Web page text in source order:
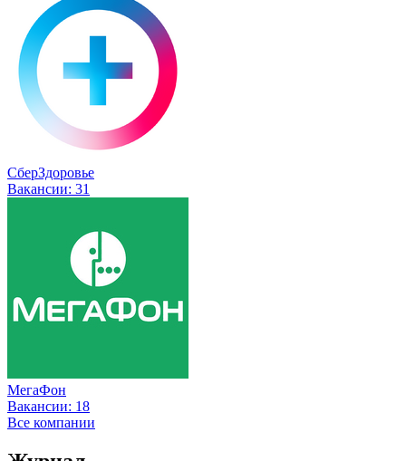
СберЗдоровье
Вакансии: 31
МегаФон
Вакансии: 18
Все компании